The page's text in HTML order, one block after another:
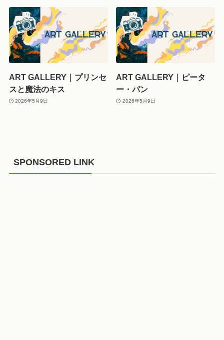
ART GALLERY｜プリンセ
スと魔法のキス
2026年5月9日
ART GALLERY｜ピータ
ー・パン
2026年5月9日
SPONSORED LINK